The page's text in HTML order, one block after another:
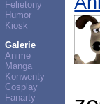
Felietony
Humor
Kiosk
Galerie
Anime
Manga
Konwenty
Cosplay
Fanarty